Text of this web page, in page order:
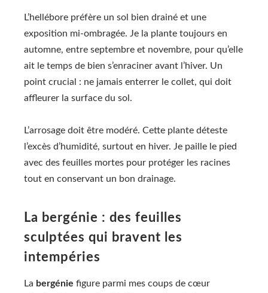
L’hellébore préfère un sol bien drainé et une
exposition mi-ombragée. Je la plante toujours en
automne, entre septembre et novembre, pour qu’elle
ait le temps de bien s’enraciner avant l’hiver. Un
point crucial : ne jamais enterrer le collet, qui doit
affleurer la surface du sol.
L’arrosage doit être modéré. Cette plante déteste
l’excès d’humidité, surtout en hiver. Je paille le pied
avec des feuilles mortes pour protéger les racines
tout en conservant un bon drainage.
La bergénie : des feuilles
sculptées qui bravent les
intempéries
La bergénie figure parmi mes coups de cœur